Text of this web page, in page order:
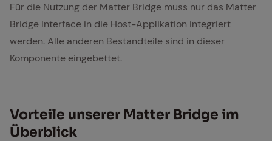
Für die Nutzung der Matter Bridge muss nur das Matter
Bridge Interface in die Host-Applikation integriert
werden. Alle anderen Bestandteile sind in dieser
Komponente eingebettet.
Vor­tei­le un­se­rer Mat­ter Bridge im
Über­blick